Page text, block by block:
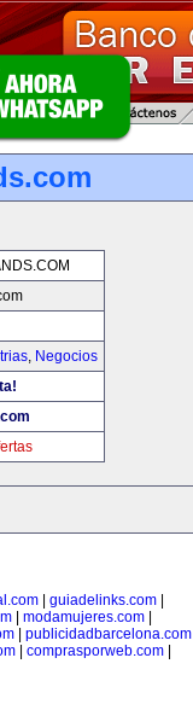
, Negocios
guiadelinks.com
modamujeres.com
| publicidadbarcelona.com|
comprasporweb.com